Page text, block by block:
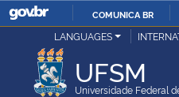
COMUNICA BR
Ministério da Justiça e Segurança
LANGUAGES
UFSM
Universidade Federal